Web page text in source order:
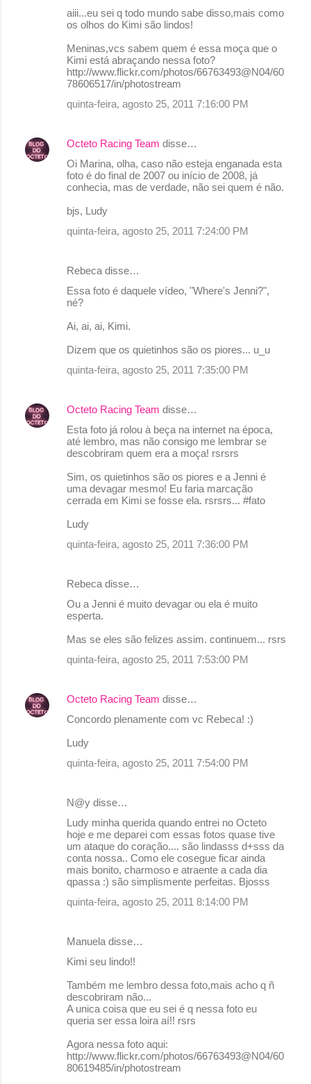
aiii...eu sei q todo mundo sabe disso,mais como
os olhos do Kimi são lindos!
Meninas,vcs sabem quem é essa moça que o
Kimi está abraçando nessa foto?
http://www.flickr.com/photos/66763493@N04/60
78606517/in/photostream
quinta-feira, agosto 25, 2011 7:16:00 PM
Octeto Racing Team disse…
Oi Marina, olha, caso não esteja enganada esta
foto é do final de 2007 ou início de 2008, já
conhecia, mas de verdade, não sei quem é não.
bjs, Ludy
quinta-feira, agosto 25, 2011 7:24:00 PM
Rebeca disse…
Essa foto é daquele vídeo, "Where's Jenni?",
né?
Ai, ai, ai, Kimi.
Dizem que os quietinhos são os piores... u_u
quinta-feira, agosto 25, 2011 7:35:00 PM
Octeto Racing Team disse…
Esta foto já rolou à beça na internet na época,
até lembro, mas não consigo me lembrar se
descobriram quem era a moça! rsrsrs
Sim, os quietinhos são os piores e a Jenni é
uma devagar mesmo! Eu faria marcação
cerrada em Kimi se fosse ela. rsrsrs... #fato
Ludy
quinta-feira, agosto 25, 2011 7:36:00 PM
Rebeca disse…
Ou a Jenni é muito devagar ou ela é muito
esperta.
Mas se eles são felizes assim. continuem... rsrs
quinta-feira, agosto 25, 2011 7:53:00 PM
Octeto Racing Team disse…
Concordo plenamente com vc Rebeca! :)
Ludy
quinta-feira, agosto 25, 2011 7:54:00 PM
N@y disse…
Ludy minha querida quando entrei no Octeto
hoje e me deparei com essas fotos quase tive
um ataque do coração.... são lindasss d+sss da
conta nossa.. Como ele cosegue ficar ainda
mais bonito, charmoso e atraente a cada dia
qpassa :) são simplismente perfeitas. Bjosss
quinta-feira, agosto 25, 2011 8:14:00 PM
Manuela disse…
Kimi seu lindo!!
Também me lembro dessa foto,mais acho q ñ
descobriram não...
A unica coisa que eu sei é q nessa foto eu
queria ser essa loira aí!! rsrs
Agora nessa foto aqui:
http://www.flickr.com/photos/66763493@N04/60
80619485/in/photostream